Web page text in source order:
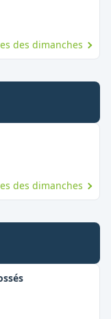
des dimanches
des dimanches
,